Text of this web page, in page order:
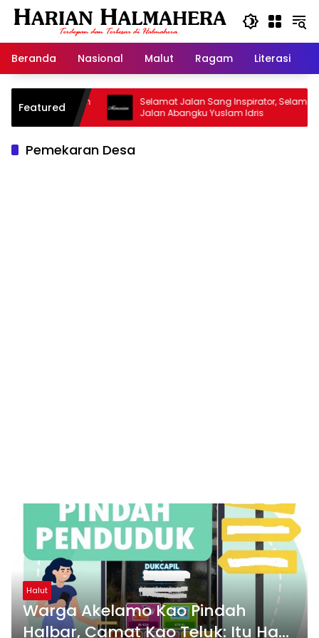
Langsung
Beranda
Nasional Malut Ragam Literasi
Featured
Warisan
Selamat Jalan Sang Inspirator, Selamat
Jalan Abangku Yuslam Idris
Pemekaran Desa
Halut
Warga Akelamo Kao Pindah
Halbar, Camat Kao Teluk: Itu Hak